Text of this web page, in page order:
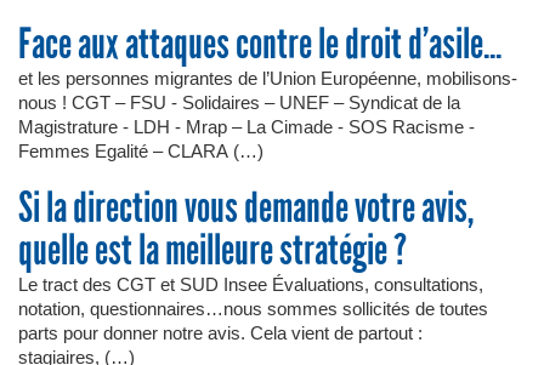
Face aux attaques contre le droit d’asile...
et les personnes migrantes de l’Union Européenne, mobilisons-
nous ! CGT – FSU - Solidaires – UNEF – Syndicat de la
Magistrature - LDH - Mrap – La Cimade - SOS Racisme -
Femmes Egalité – CLARA (…)
Si la direction vous demande votre avis,
quelle est la meilleure stratégie ?
Le tract des CGT et SUD Insee Évaluations, consultations,
notation, questionnaires…nous sommes sollicités de toutes
parts pour donner notre avis. Cela vient de partout :
stagiaires, (…)